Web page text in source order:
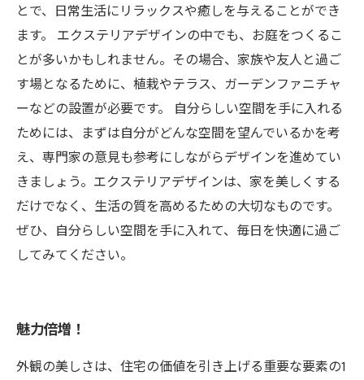
とで、日常生活にリラックスや癒しを与えることができ
ます。 エクステリアデザインの中でも、お庭をつくるこ
とが多いかもしれません。その場合、家族や友人と過ご
す場となるために、植栽やテラス、ガーデンファニチャ
ーなどの設置が必要です。 自分らしい空間を手に入れる
ためには、まずは自分がどんな空間を望んでいるかを考
え、専門家の意見も参考にしながらデザインを進めてい
きましょう。エクステリアデザインは、家を美しくする
だけでなく、生活の質を高めるための大切なものです。
ぜひ、自分らしい空間を手に入れて、毎日を快適に過ご
してみてください。
魅力倍増！
外観の美しさは、住宅の価値を引き上げる重要な要素の1